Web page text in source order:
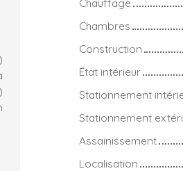
Chambres
Construction
État intérieur
Stationnement
Stationnement
Assainissement
Localisation